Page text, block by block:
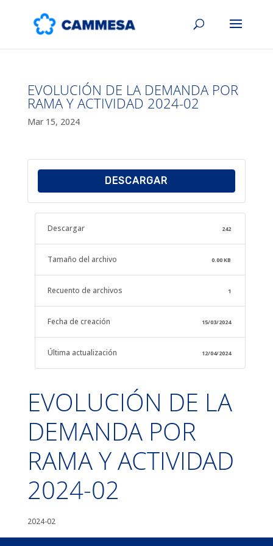
EVOLUCIÓN DE LA DEMANDA POR
RAMA Y ACTIVIDAD 2024-02
Mar 15, 2024
DESCARGAR
Descargar 242
Tamaño del archivo 0.00 KB
Recuento de archivos 1
Fecha de creación 15/03/2024
Última actualización 12/04/2024
EVOLUCIÓN DE LA
DEMANDA POR
RAMA Y ACTIVIDAD
2024-02
2024-02